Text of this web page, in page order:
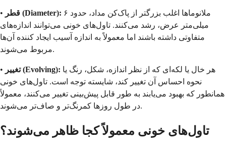
• قطر (Diameter):
میلی‌متر عرض، رشد می‌کنند. تاول‌های خونی می‌توانند اندازه‌های
متفاوتی داشته باشند اما معمولاً به اندازه آسیب ایجاد کننده آن‌ها
مربوط می‌شوند.
• تغییر (Evolving):
نحوه احساس آن تغییر کند، شایسته توجه است. تاول‌های خونی
همانطور که بهبود می‌یابند به طور قابل پیش‌بینی تغییر می‌کنند، معمولاً
در طول روزها کمرنگ‌تر و صاف‌تر می‌شوند.
تاول‌های خونی معمولاً کجا ظاهر می‌شوند؟